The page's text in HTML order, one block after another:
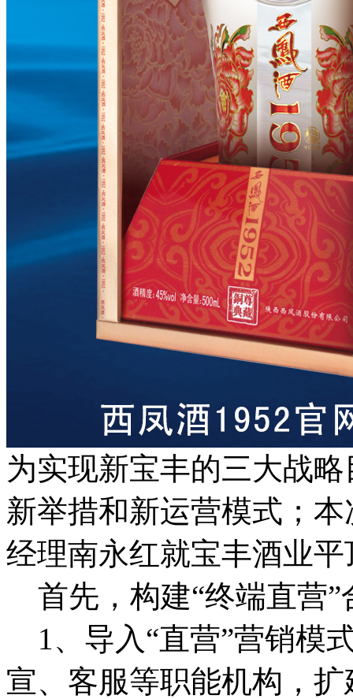
为实现新宝丰的三大战
新举措和新运营模式；
经理南永红就宝丰酒业
首先，构建“终端直营”
1、导入“直营”营销模
宣、客服等职能机构，